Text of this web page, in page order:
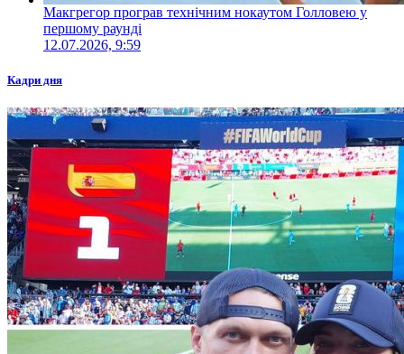
Макгрегор програв технічним нокаутом Голловею у
першому раунді
12.07.2026, 9:59
Кадри дня